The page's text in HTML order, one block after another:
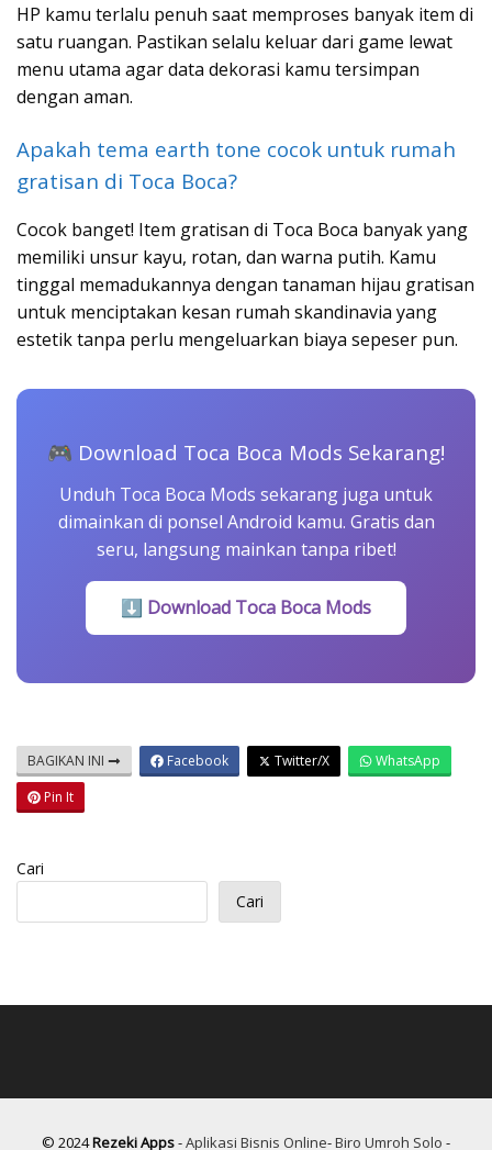
HP kamu terlalu penuh saat memproses banyak item di
satu ruangan. Pastikan selalu keluar dari game lewat
menu utama agar data dekorasi kamu tersimpan
dengan aman.
Apakah tema earth tone cocok untuk rumah
gratisan di Toca Boca?
Cocok banget! Item gratisan di Toca Boca banyak yang
memiliki unsur kayu, rotan, dan warna putih. Kamu
tinggal memadukannya dengan tanaman hijau gratisan
untuk menciptakan kesan rumah skandinavia yang
estetik tanpa perlu mengeluarkan biaya sepeser pun.
🎮 Download Toca Boca Mods Sekarang!
Unduh Toca Boca Mods sekarang juga untuk
dimainkan di ponsel Android kamu. Gratis dan
seru, langsung mainkan tanpa ribet!
⬇ Download Toca Boca Mods
BAGIKAN INI Facebook Twitter/X
WhatsApp
Pin It
Cari
Cari
© 2024Rezeki Apps-Aplikasi Bisnis Online-Biro Umroh Solo -